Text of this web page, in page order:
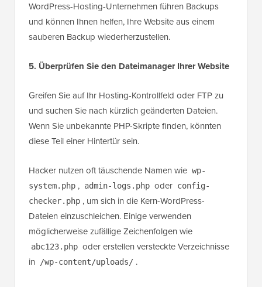
WordPress-Hosting-Unternehmen führen Backups
und können Ihnen helfen, Ihre Website aus einem
sauberen Backup wiederherzustellen.
5. Überprüfen Sie den Dateimanager Ihrer Website
Greifen Sie auf Ihr Hosting-Kontrollfeld oder FTP zu
und suchen Sie nach kürzlich geänderten Dateien.
Wenn Sie unbekannte PHP-Skripte finden, könnten
diese Teil einer Hintertür sein.
Hacker nutzen oft täuschende Namen wie wp-
system.php , admin-logs.php oder config-
checker.php , um sich in die Kern-WordPress-
Dateien einzuschleichen. Einige verwenden
möglicherweise zufällige Zeichenfolgen wie
abc123.php oder erstellen versteckte Verzeichnisse
in
/wp-content/uploads/ .